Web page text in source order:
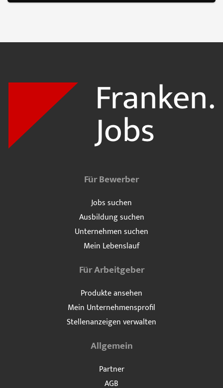
Für Bewerber
Jobs suchen
Ausbildung suchen
Unternehmen suchen
Mein Lebenslauf
Für Arbeitgeber
Produkte ansehen
Mein Unternehmensprofil
Stellenanzeigen verwalten
Allgemein
Partner
AGB